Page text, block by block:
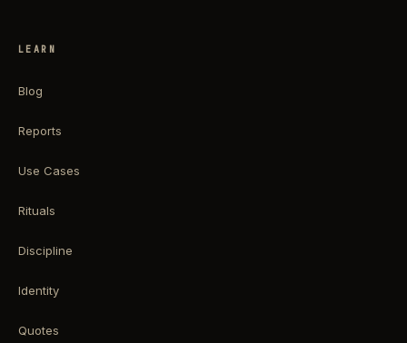
LEARN
Blog
Reports
Use Cases
Rituals
Discipline
Identity
Quotes